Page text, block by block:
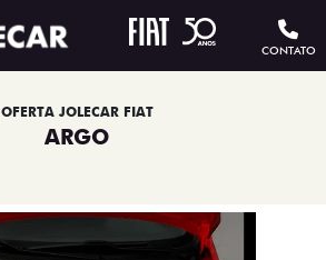
CONTATO
OFERTA JOLECAR FIAT
ARGO